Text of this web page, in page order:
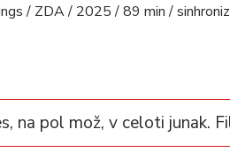
/ ZDA / 2025 / 89 min /
na pol mož, v celoti junak.